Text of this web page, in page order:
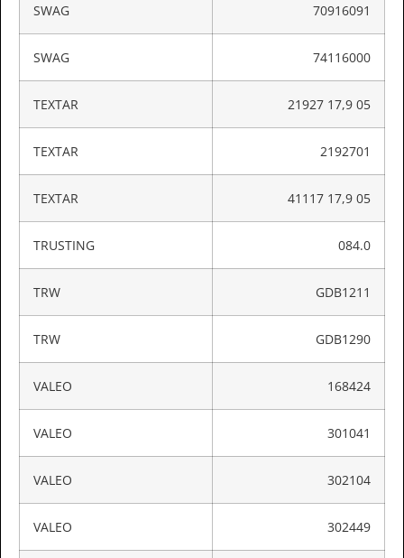
SWAG 70916091
SWAG 74116000
TEXTAR 21927 17,9 05
TEXTAR 2192701
TEXTAR 41117 17,9 05
TRUSTING 084.0
TRW GDB1211
TRW GDB1290
VALEO 168424
VALEO 301041
VALEO 302104
VALEO 302449